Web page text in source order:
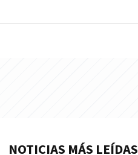
NOTICIAS MÁS LEÍDAS